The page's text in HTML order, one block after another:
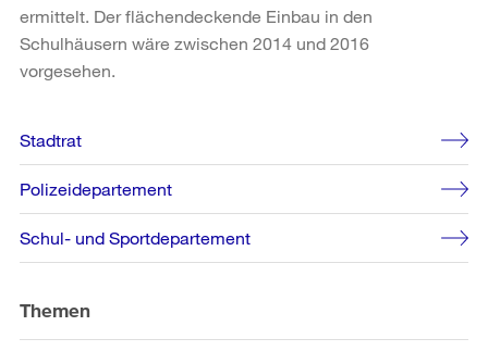
ermittelt. Der flächendeckende Einbau in den
Schulhäusern wäre zwischen 2014 und 2016
vorgesehen.
Weitere
Informationen
Stadtrat
Polizeidepartement
Schul- und Sportdepartement
Themen